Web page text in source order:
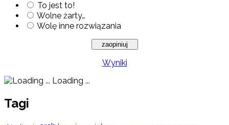
To jest to!
Wolne żarty…
Wolę inne rozwiązania
Wyniki
Loading ...
Tagi